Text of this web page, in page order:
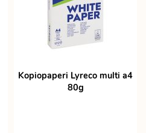
Kopiopaperi Lyreco multi a4
80g